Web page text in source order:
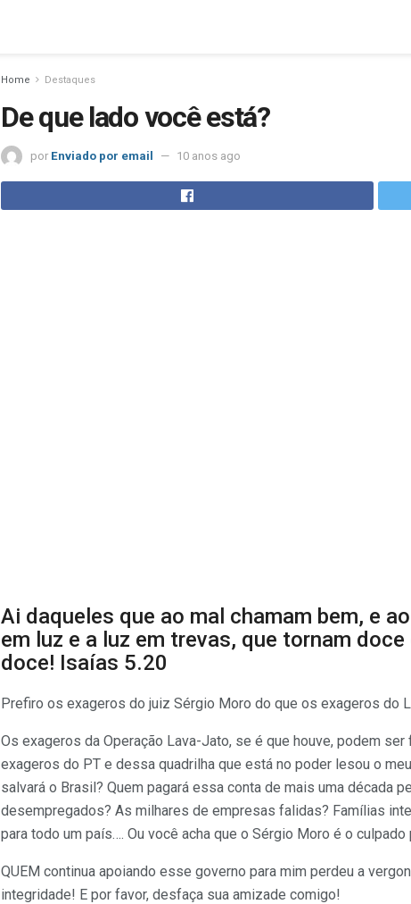
Home Destaques
De que lado você está?
por Enviado por email 10 anos ago
Ai daqueles que ao mal chamam bem, e
em luz e a luz em trevas, que tornam
doce! Isaías 5.20
Prefiro os exageros do juiz Sérgio Moro do que os exageros do
Os exageros da Operação Lava-Jato, se é que houve, podem
exageros do PT e dessa quadrilha que está no poder lesou o
salvará o Brasil? Quem pagará essa conta de mais uma década
desempregados? As milhares de empresas falidas? Famílias
para todo um país…. Ou você acha que o Sérgio Moro é o
QUEM continua apoiando esse governo para mim perdeu a
integridade! E por favor, desfaça sua amizade comigo!